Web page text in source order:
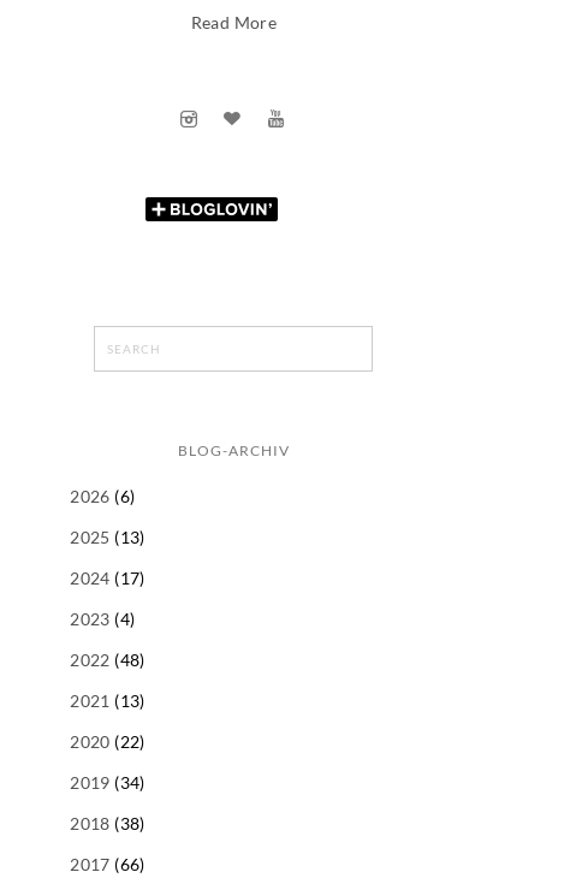
Read More
BLOG-ARCHIV
2026 (6)
2025 (13)
2024 (17)
2023 (4)
2022 (48)
2021 (13)
2020 (22)
2019 (34)
2018 (38)
2017 (66)